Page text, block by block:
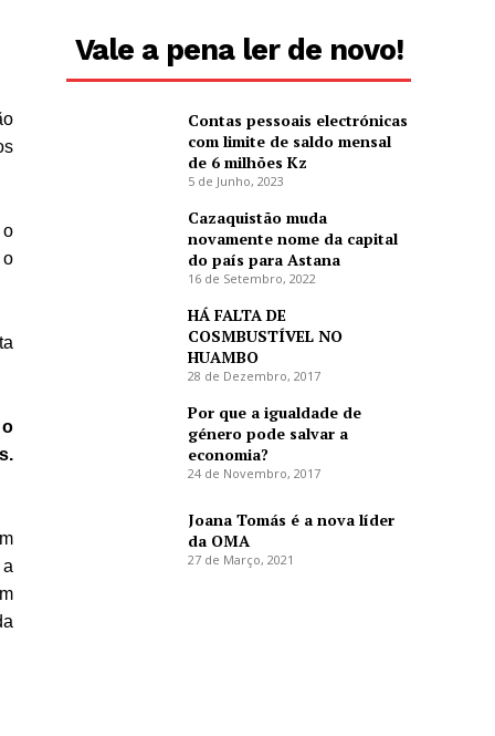
o
o
Vale a pena ler de novo!
Contas pessoais electrónicas
com limite de saldo mensal
de 6 milhões Kz
5 de Junho, 2023
Cazaquistão muda
novamente nome da capital
do país para Astana
16 de Setembro, 2022
HÁ FALTA DE
COSMBUSTÍVEL NO
HUAMBO
28 de Dezembro, 2017
Por que a igualdade de
género pode salvar a
economia?
24 de Novembro, 2017
Joana Tomás é a nova líder
da OMA
27 de Março, 2021